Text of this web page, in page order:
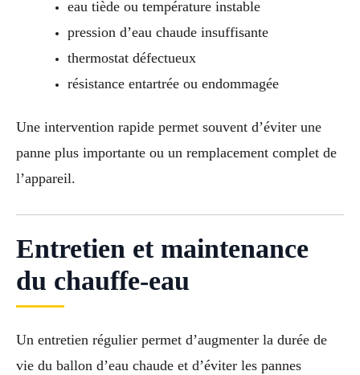
eau tiède ou température instable
pression d’eau chaude insuffisante
thermostat défectueux
résistance entartrée ou endommagée
Une intervention rapide permet souvent d’éviter une
panne plus importante ou un remplacement complet de
l’appareil.
Entretien et maintenance
du chauffe-eau
Un entretien régulier permet d’augmenter la durée de
vie du ballon d’eau chaude et d’éviter les pannes